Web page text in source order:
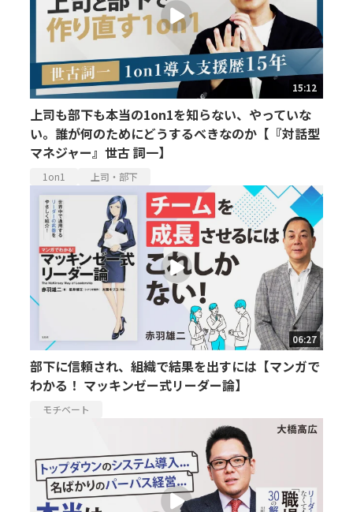
15:12
上司も部下も本当の1on1を知らない、やっていな
い。誰が何のためにどうするべきなのか【『対話型
マネジャー』世古 詞一】
1on1 上司・部下
06:27
部下に信頼され、組織で結果を出すには【マンガで
わかる！ マッキンゼー式リーダー論】
モチベート